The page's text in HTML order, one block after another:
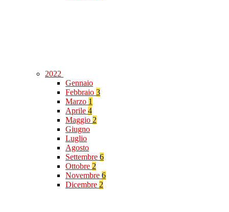
2022
Gennaio
Febbraio 3
Marzo 1
Aprile 4
Maggio 2
Giugno
Luglio
Agosto
Settembre 6
Ottobre 2
Novembre 6
Dicembre 2